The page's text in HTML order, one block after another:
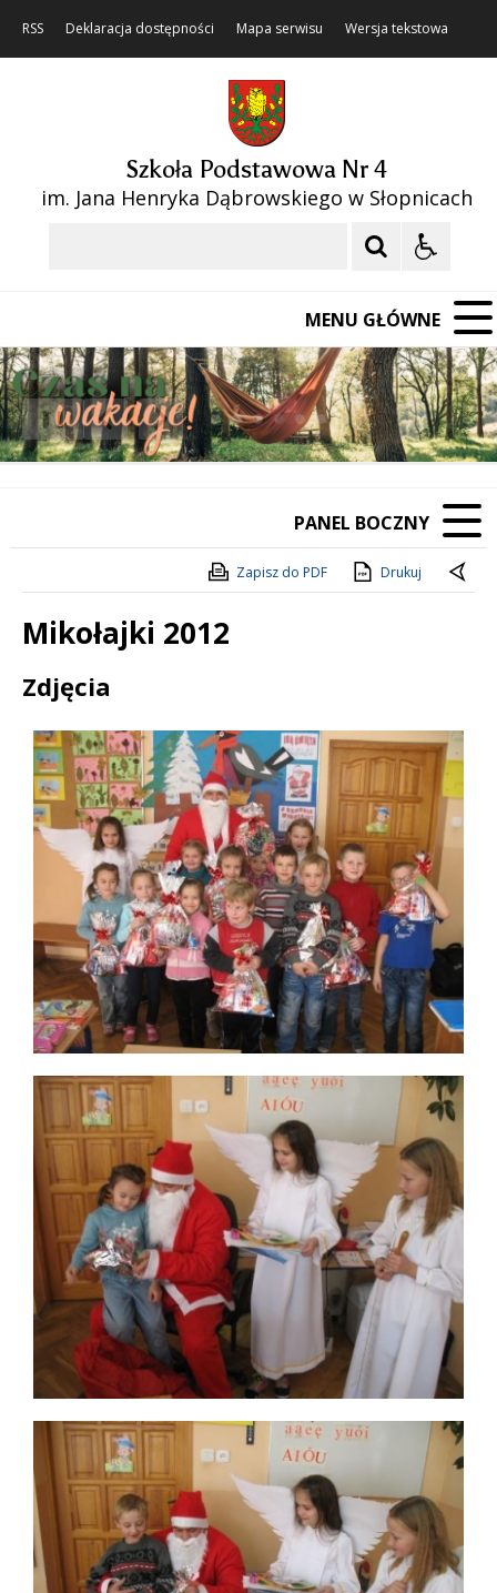
RSS Deklaracja dostępności Mapa serwisu Wersja tekstowa
Szkoła Podstawowa Nr 4
im. Jana Henryka Dąbrowskiego w Słopnicach
MENU GŁÓWNE
Poprzedni Element
Następny Element
❚❚
PANEL BOCZNY
Zapisz do PDF Drukuj
Mikołajki 2012
Treść
Zdjęcia